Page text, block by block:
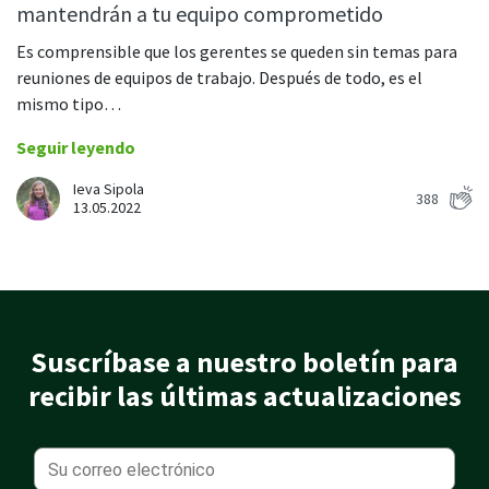
Programación de turnos
Planifique y gestione los turnos de los empleados en un solo
lugar
Vea quién está de baja, de vacaciones, fuera de oficina y más
Gestión de asistencia
Vea a qué hora entran o salen sus empleados y cuánto tiempo
Directorio de empleados
Ubicación IP
Vea quién está trabajando desde la oficina o remoto
Ver todas las funciones
mantendrán a tu equipo comprometido
Es comprensible que los gerentes se queden sin temas para
reuniones de equipos de trabajo. Después de todo, es el
mismo tipo…
Seguir leyendo
Ieva Sipola
13.05.2022
388
Suscríbase a nuestro boletín para
recibir las últimas actualizaciones